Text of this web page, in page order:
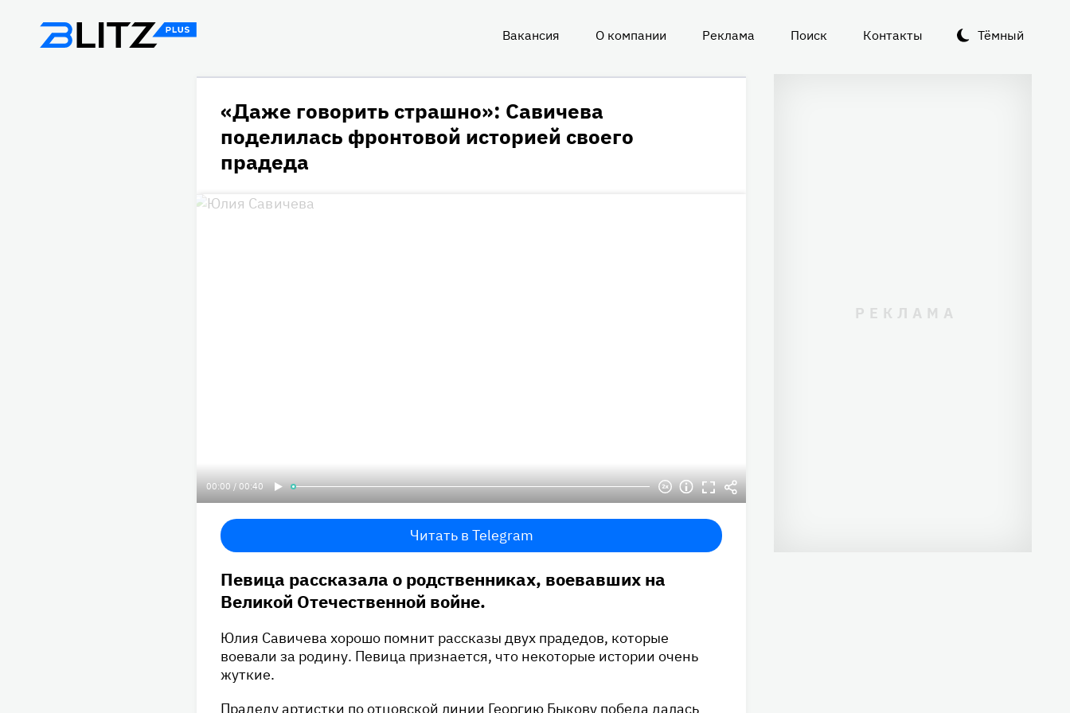
Тёмный
Вакансия О компании Реклама Поиск Контакты
«Даже говорить страшно»: Савичева
поделилась фронтовой историей своего
прадеда
00:00 / 00:40
Читать в Telegram
Певица рассказала о родственниках, воевавших на
Великой Отечественной войне.
Юлия Савичева хорошо помнит рассказы двух прадедов, которые
воевали за родину. Певица признается, что некоторые истории очень
жуткие.
Прадеду артистки по отцовской линии Георгию Быкову победа далась